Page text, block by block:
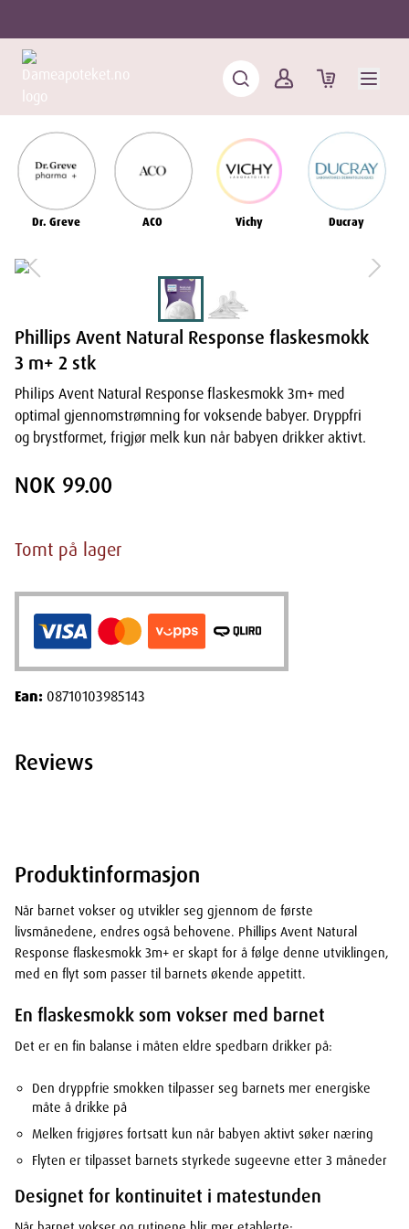
Dr. Greve ACO Vichy Ducray
Produktinformasjon
Når barnet vokser og utvikler seg gjennom de første
livsmånedene, endres også behovene. Phillips Avent Natural
Response flaskesmokk 3m+ er skapt for å følge denne utviklingen,
med en flyt som passer til barnets økende appetitt.
En flaskesmokk som vokser med barnet
Det er en fin balanse i måten eldre spedbarn drikker på:
Den dryppfrie smokken tilpasser seg barnets mer energiske
måte å drikke på
Melken frigjøres fortsatt kun når babyen aktivt søker næring
Flyten er tilpasset barnets styrkede sugeevne etter 3 måneder
Designet for kontinuitet i matestunden
Phillips Avent Natural Response flaskesmokk
3 m+ 2 stk
Philips Avent Natural Response flaskesmokk 3m+ med
optimal gjennomstrømning for voksende babyer. Dryppfri
og brystformet, frigjør melk kun når babyen drikker aktivt.
NOK 99.00
Tomt på lager
Ean: 08710103985143
Reviews